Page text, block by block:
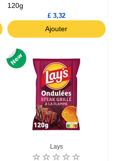
120g
£ 3,32
Ajouter
Lays